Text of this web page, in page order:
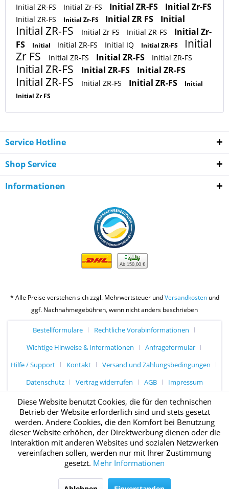
Initial ZR-FS Initial Zr-FS Initial ZR-FS Initial Zr-FS
Initial ZR-FS Initial Zr-FS Initial ZR FS Initial
Initial ZR-FS Initial Zr FS Initial ZR-FS
Initial Zr-
FS
Initial Initial ZR-FS Initial IQ Initial ZR-FS
Initial
Zr FS
Initial ZR-FS Initial ZR-FS Initial ZR-FS
Initial ZR-FS Initial ZR-FS Initial ZR-FS
Initial ZR-FS Initial ZR-FS Initial ZR-FS
Initial
Initial Zr FS
Service Hotline
Shop Service
Informationen
Ab 150,00 €
* Alle Preise verstehen sich zzgl. Mehrwertsteuer undVersandkostenund
ggf. Nachnahmegebühren, wenn nicht anders beschrieben
Bestellformulare
Rechtliche Vorabinformationen
Wichtige Hinweise & Informationen
Anfrageformular
Hilfe / Support
Kontakt
Versand und Zahlungsbedingungen
Datenschutz
Vertrag widerrufen AGB Impressum
Diese Website benutzt Cookies, die für den technischen
Betrieb der Website erforderlich sind und stets gesetzt
werden. Andere Cookies, die den Komfort bei Benutzung
dieser Website erhöhen, der Direktwerbung dienen oder die
Interaktion mit anderen Websites und sozialen Netzwerken
vereinfachen sollen, werden nur mit Ihrer Zustimmung
gesetzt. Mehr Informationen